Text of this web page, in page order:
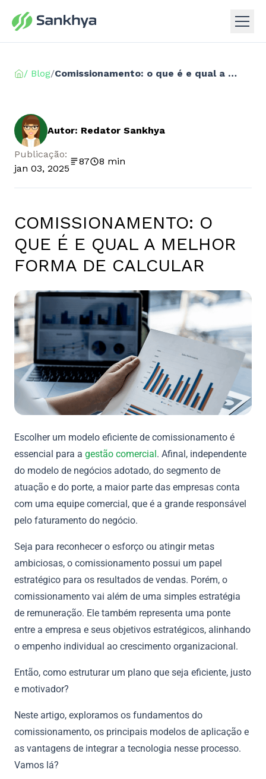
/ Blog/ Comissionamento: o que é e qual a melhor forma de calcular
Autor: Redator Sankhya
Publicação:
jan 03, 2025
87 8 min
COMISSIONAMENTO: O
QUE É E QUAL A MELHOR
FORMA DE CALCULAR
Escolher um modelo eficiente de comissionamento é
essencial para a gestão comercial. Afinal, independente
do modelo de negócios adotado, do segmento de
atuação e do porte, a maior parte das empresas conta
com uma equipe comercial, que é a grande responsável
pelo faturamento do negócio.
Seja para reconhecer o esforço ou atingir metas
ambiciosas, o comissionamento possui um papel
estratégico para os resultados de vendas. Porém, o
comissionamento vai além de uma simples estratégia
de remuneração. Ele também representa uma ponte
entre a empresa e seus objetivos estratégicos, alinhando
o empenho individual ao crescimento organizacional.
Então, como estruturar um plano que seja eficiente, justo
e motivador?
Neste artigo, exploramos os fundamentos do
comissionamento, os principais modelos de aplicação e
as vantagens de integrar a tecnologia nesse processo.
Vamos lá?